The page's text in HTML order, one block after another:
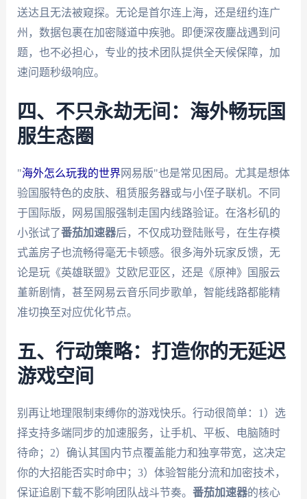
送达且无法被窥探。无论是首尔连上海，还是纽约连广
州，数据包裹在加密隧道中疾驰。即便深夜鏖战遇到问
题，也不必担心，专业的技术团队提供全天候保障，加
速问题秒级响应。
四、不只永劫无间：海外畅玩国
服生态圈
"海外怎么玩我的世界 网易版"也是常见困局。尤其是想体
验国服特色的皮肤、租赁服务器或与小侄子联机。不同
于国际版，网易国服强制走国内线路验证。在洛杉矶的
小张试了番茄加速器后，不仅成功登陆账号，在生存模
式盖房子也流畅得毫无卡顿感。很多海外玩家反馈，无
论是玩《英雄联盟》艾欧尼亚区，还是《原神》国服云
堇新剧情，甚至网易云音乐同步歌单，智能线路都能精
准切换至对应优化节点。
五、行动策略：打造你的无延迟
游戏空间
别再让地理限制束缚你的游戏快乐。行动很简单：1）选
择支持多端同步的加速服务，让手机、平板、电脑随时
待命；2）确认其国内节点覆盖能力和独享带宽，这决定
你的大招能否实时命中；3）体验智能分流和加密技术，
保证追剧下载不影响团队战斗节奏。 番茄加速器的核心